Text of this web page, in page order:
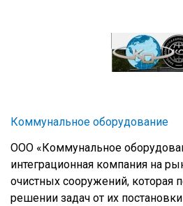
Коммунальное оборудование
ООО «Коммунальное
интеграционная компания на
очистных сооружений, которая
решении задач от их